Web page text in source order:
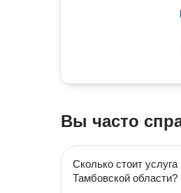
Вы часто
Сколько стоит
Тамбовской области?